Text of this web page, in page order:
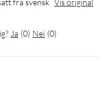
fra svensk Vis original
Ja (0) Nei (0)